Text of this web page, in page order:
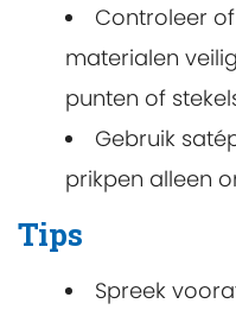
Controleer
materialen
punten of
Gebruik
prikpen alleen
Tips
Spreek